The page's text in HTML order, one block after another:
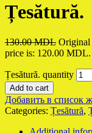
Țesătură.
130.00MDL Original
price is: 120.00 MDL.
Țesătură. quantity
Add to cart
Добавить в список
Categories: Țesătură,